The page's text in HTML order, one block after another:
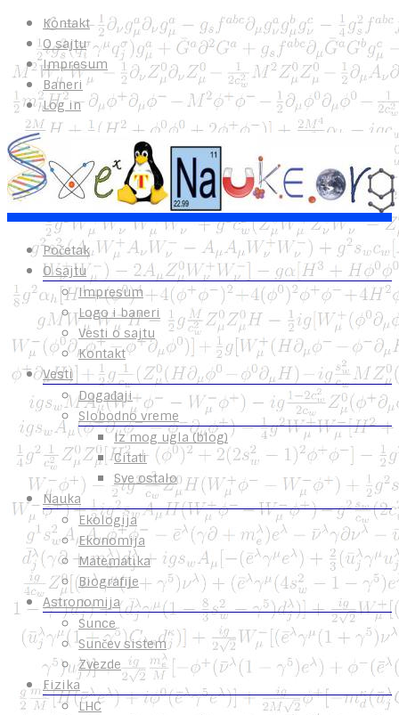
Kontakt
O sajtu
Impresum
Baneri
Log in
Početak
O sajtu
Impresum
Logo i baneri
Vesti o sajtu
Kontakt
Vesti
Događaji
Slobodno vreme
Iz mog ugla (blog)
Citati
Sve ostalo
Nauka
Ekologija
Ekonomija
Matematika
Biografije
Astronomija
Sunce
Sunčev sistem
Zvezde
Fizika
LHC